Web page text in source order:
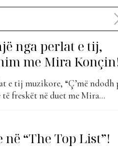
nga perlat e tij,
me Mira
e tij muzikore, “Ç’më ndodh
freskët në duet me Mira
“The Top List”!